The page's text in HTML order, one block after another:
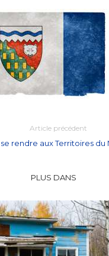
Article précédent
rendre aux Territoires du
PLUS DANS